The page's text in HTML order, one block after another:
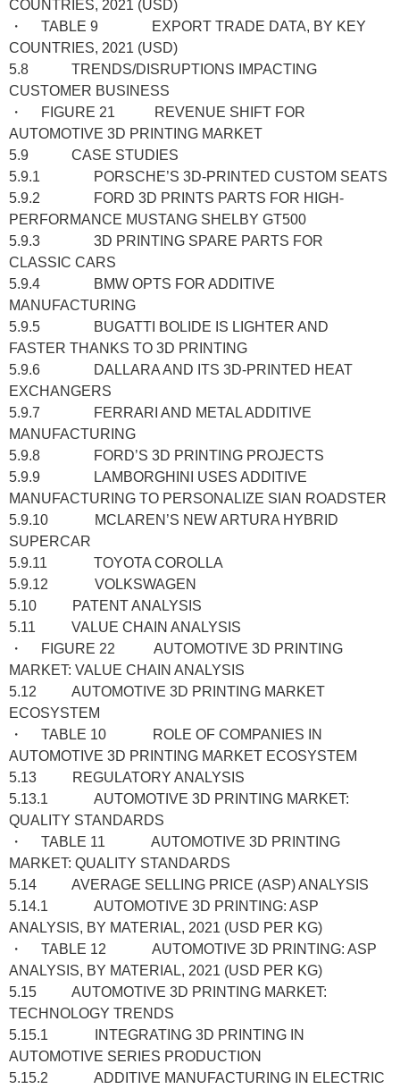
COUNTRIES, 2021 (USD)
・ TABLE 9 EXPORT TRADE DATA, BY KEY
COUNTRIES, 2021 (USD)
5.8 TRENDS/DISRUPTIONS IMPACTING
CUSTOMER BUSINESS
・ FIGURE 21 REVENUE SHIFT FOR
AUTOMOTIVE 3D PRINTING MARKET
5.9 CASE STUDIES
5.9.1 PORSCHE’S 3D-PRINTED CUSTOM SEATS
5.9.2 FORD 3D PRINTS PARTS FOR HIGH-
PERFORMANCE MUSTANG SHELBY GT500
5.9.3 3D PRINTING SPARE PARTS FOR
CLASSIC CARS
5.9.4 BMW OPTS FOR ADDITIVE
MANUFACTURING
5.9.5 BUGATTI BOLIDE IS LIGHTER AND
FASTER THANKS TO 3D PRINTING
5.9.6 DALLARA AND ITS 3D-PRINTED HEAT
EXCHANGERS
5.9.7 FERRARI AND METAL ADDITIVE
MANUFACTURING
5.9.8 FORD’S 3D PRINTING PROJECTS
5.9.9 LAMBORGHINI USES ADDITIVE
MANUFACTURING TO PERSONALIZE SIAN ROADSTER
5.9.10 MCLAREN’S NEW ARTURA HYBRID
SUPERCAR
5.9.11 TOYOTA COROLLA
5.9.12 VOLKSWAGEN
5.10 PATENT ANALYSIS
5.11 VALUE CHAIN ANALYSIS
・ FIGURE 22 AUTOMOTIVE 3D PRINTING
MARKET: VALUE CHAIN ANALYSIS
5.12 AUTOMOTIVE 3D PRINTING MARKET
ECOSYSTEM
・ TABLE 10 ROLE OF COMPANIES IN
AUTOMOTIVE 3D PRINTING MARKET ECOSYSTEM
5.13 REGULATORY ANALYSIS
5.13.1 AUTOMOTIVE 3D PRINTING MARKET:
QUALITY STANDARDS
・ TABLE 11 AUTOMOTIVE 3D PRINTING
MARKET: QUALITY STANDARDS
5.14 AVERAGE SELLING PRICE (ASP) ANALYSIS
5.14.1 AUTOMOTIVE 3D PRINTING: ASP
ANALYSIS, BY MATERIAL, 2021 (USD PER KG)
・ TABLE 12 AUTOMOTIVE 3D PRINTING: ASP
ANALYSIS, BY MATERIAL, 2021 (USD PER KG)
5.15 AUTOMOTIVE 3D PRINTING MARKET:
TECHNOLOGY TRENDS
5.15.1 INTEGRATING 3D PRINTING IN
AUTOMOTIVE SERIES PRODUCTION
5.15.2 ADDITIVE MANUFACTURING IN ELECTRIC